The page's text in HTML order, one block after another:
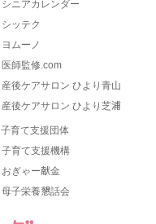
シニアカレンダー
シッテク
ヨムーノ
医師監修.com
産後ケアサロン ひより青山
産後ケアサロン ひより芝浦
子育て支援団体
子育て支援機構
おぎゃー献金
母子栄養懇話会